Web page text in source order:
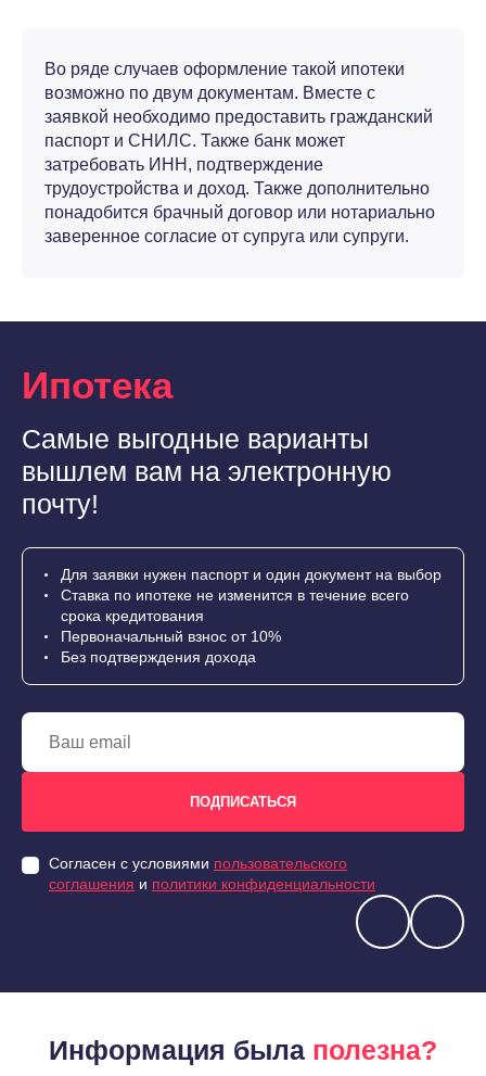
Во ряде случаев оформление такой ипотеки
возможно по двум документам. Вместе с
заявкой необходимо предоставить гражданский
паспорт и СНИЛС. Также банк может
затребовать ИНН, подтверждение
трудоустройства и доход. Также дополнительно
понадобится брачный договор или нотариально
заверенное согласие от супруга или супруги.
Ипотека
Самые выгодные варианты
вышлем вам на электронную
почту!
Для заявки нужен паспорт и один документ на выбор
Ставка по ипотеке не изменится в течение всего
срока кредитования
Первоначальный взнос от 10%
Без подтверждения дохода
Согласен с условиями пользовательского
соглашения и политики конфиденциальности
Информация была полезна?